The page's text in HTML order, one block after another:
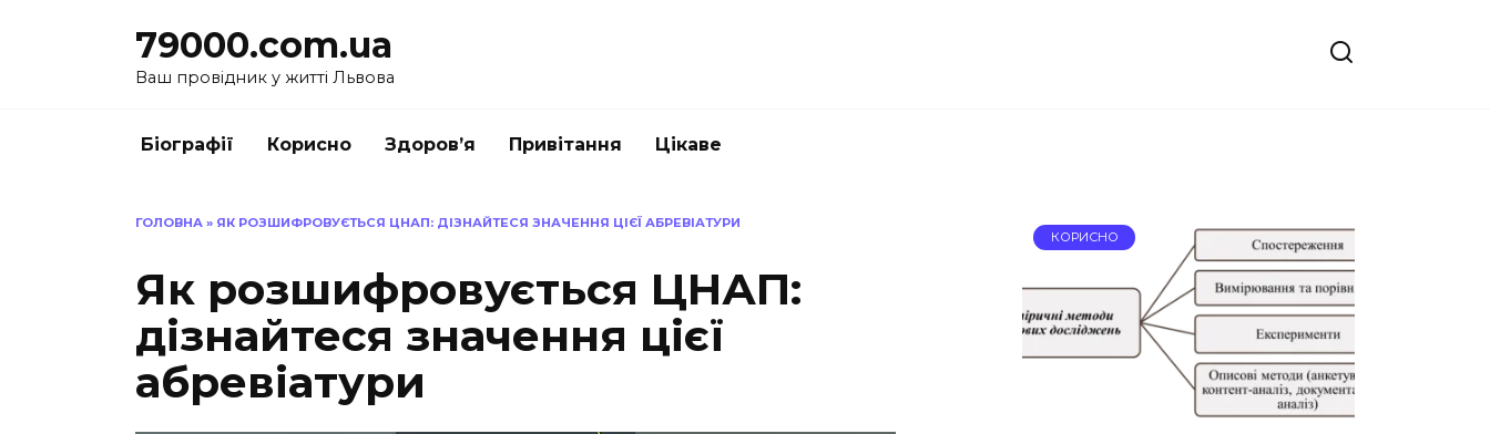
79000.com.ua
Ваш провідник у житті Львова
Біографії Корисно Здоров’я Привітання Цікаве
ГОЛОВНА » ЯК РОЗШИФРОВУЄТЬСЯ ЦНАП: ДІЗНАЙТЕСЯ ЗНАЧЕННЯ ЦІЄЇ АБРЕВІАТУРИ
Як розшифровується ЦНАП:
дізнайтеся значення цієї
абревіатури
КОРИСНО